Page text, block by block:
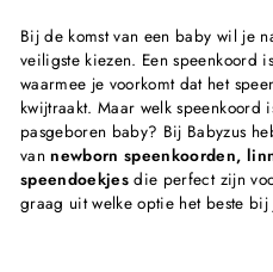
Bij de komst van een baby wil je
veiligste kiezen. Een speenkoord
waarmee je voorkomt dat het
kwijtraakt. Maar welk speenkoord
pasgeboren baby? Bij Babyzus
vannewborn speenkoorden,
speendoekjes die perfect zijn
graag uit welke optie het beste bij